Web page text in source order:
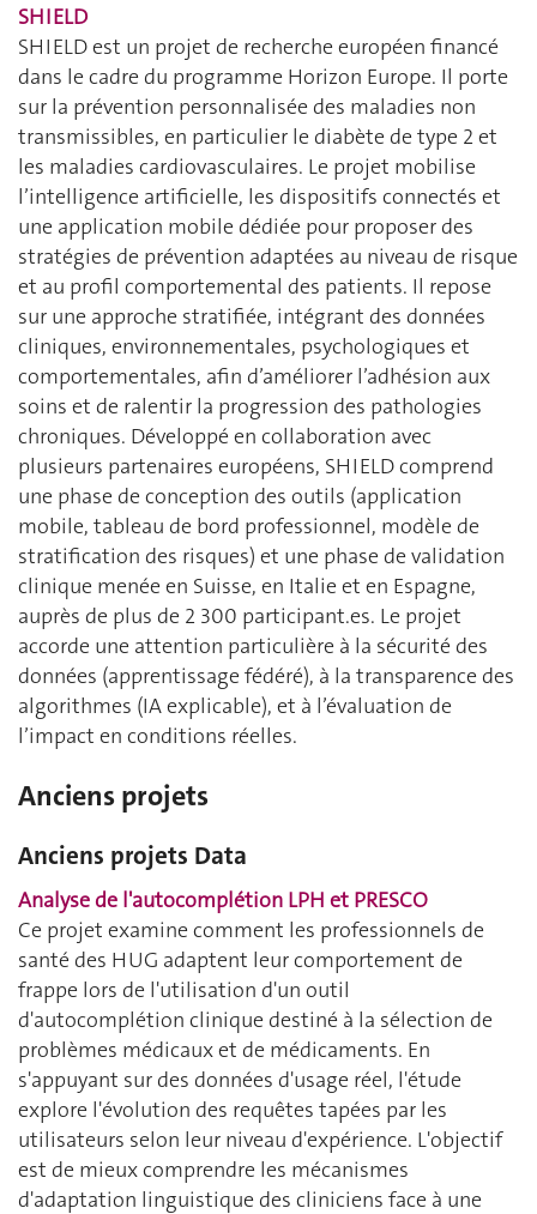
SHIELD
SHIELD est un projet de recherche européen financé
dans le cadre du programme Horizon Europe. Il porte
sur la prévention personnalisée des maladies non
transmissibles, en particulier le diabète de type 2 et
les maladies cardiovasculaires. Le projet mobilise
l’intelligence artificielle, les dispositifs connectés et
une application mobile dédiée pour proposer des
stratégies de prévention adaptées au niveau de risque
et au profil comportemental des patients. Il repose
sur une approche stratifiée, intégrant des données
cliniques, environnementales, psychologiques et
comportementales, afin d’améliorer l’adhésion aux
soins et de ralentir la progression des pathologies
chroniques. Développé en collaboration avec
plusieurs partenaires européens, SHIELD comprend
une phase de conception des outils (application
mobile, tableau de bord professionnel, modèle de
stratification des risques) et une phase de validation
clinique menée en Suisse, en Italie et en Espagne,
auprès de plus de 2 300 participant.es. Le projet
accorde une attention particulière à la sécurité des
données (apprentissage fédéré), à la transparence des
algorithmes (IA explicable), et à l’évaluation de
l’impact en conditions réelles.
Anciens projets
Anciens projets Data
Analyse de l'autocomplétion LPH et PRESCO
Ce projet examine comment les professionnels de
santé des HUG adaptent leur comportement de
frappe lors de l'utilisation d'un outil
d'autocomplétion clinique destiné à la sélection de
problèmes médicaux et de médicaments. En
s'appuyant sur des données d'usage réel, l'étude
explore l'évolution des requêtes tapées par les
utilisateurs selon leur niveau d'expérience. L'objectif
est de mieux comprendre les mécanismes
d'adaptation linguistique des cliniciens face à une